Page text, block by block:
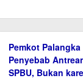
Pemkot
Penyebab
SPBU, Bukan